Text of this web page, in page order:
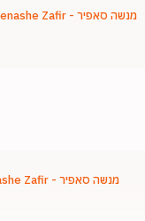
Menashe Zafir - מנשה סאפיר
Menashe Zafir - מנשה סאפיר